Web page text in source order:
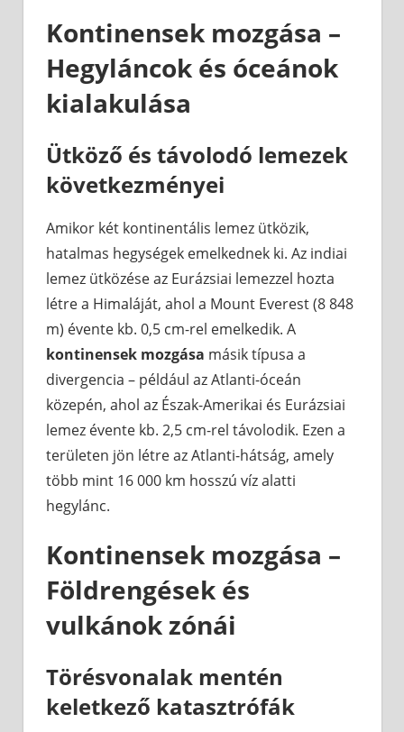
Kontinensek mozgása –
Hegyláncok és óceánok
kialakulása
Ütköző és távolodó lemezek
következményei
Amikor két kontinentális lemez ütközik,
hatalmas hegységek emelkednek ki. Az indiai
lemez ütközése az Eurázsiai lemezzel hozta
létre a Himaláját, ahol a Mount Everest (8 848
m) évente kb. 0,5 cm-rel emelkedik. A
kontinensek mozgása másik típusa a
divergencia – például az Atlanti-óceán
közepén, ahol az Észak-Amerikai és Eurázsiai
lemez évente kb. 2,5 cm-rel távolodik. Ezen a
területen jön létre az Atlanti-hátság, amely
több mint 16 000 km hosszú víz alatti
hegylánc.
Kontinensek mozgása –
Földrengések és
vulkánok zónái
Törésvonalak mentén
keletkező katasztrófák